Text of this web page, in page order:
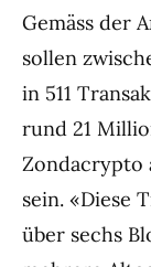
Gemäss der
sollen
in 511
rund 21
Zondacrypto
sein. «Diese
über sechs